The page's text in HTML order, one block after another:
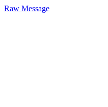
Raw Message